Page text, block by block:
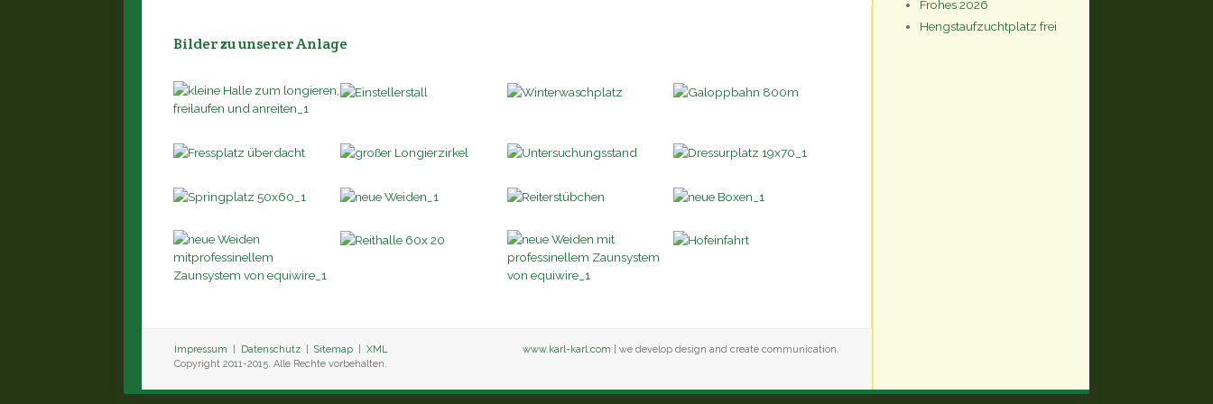
Bilder zu unserer Anlage
Impressum Datenschutz |Sitemap |XML
Copyright 2011-2015. Alle Rechte vorbehalten.
www.karl-karl.com | we develop design and create communication.
Frohes 2026
Hengstaufzuchtplatz frei